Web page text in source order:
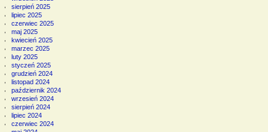
sierpień 2025
lipiec 2025
czerwiec 2025
maj 2025
kwiecień 2025
marzec 2025
luty 2025
styczeń 2025
grudzień 2024
listopad 2024
październik 2024
wrzesień 2024
sierpień 2024
lipiec 2024
czerwiec 2024